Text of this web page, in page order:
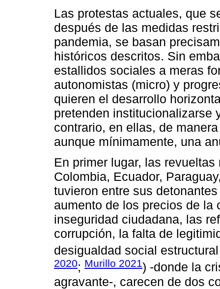
Las protestas actuales, que
después de las medidas
pandemia, se basan
históricos descritos. Sin
estallidos sociales a meras
autonomistas (micro) y
quieren el desarrollo
pretenden institucionalizarse
contrario, en ellas, de
aunque mínimamente, una
En primer lugar, las
Colombia, Ecuador,
tuvieron entre sus
aumento de los precios de la
inseguridad ciudadana, las
corrupción, la falta de
desigualdad social
2020; Murillo 2021) -donde la
agravante-, carecen de dos